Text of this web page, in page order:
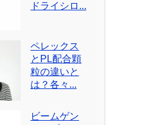
ドライシロ...
ペレックス
とPL配合顆
粒の違いと
は？各々...
ビームゲン